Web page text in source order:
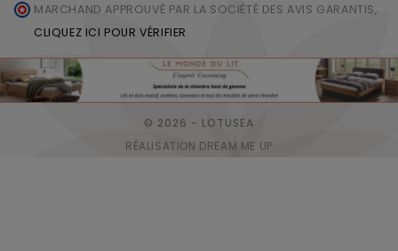
MARCHAND APPROUVÉ PAR LA SOCIÉTÉ DES AVIS GARANTIS,
CLIQUEZ ICI POUR VÉRIFIER.
© 2026 - LOTUSEA
RÉALISATION DREAM ME UP